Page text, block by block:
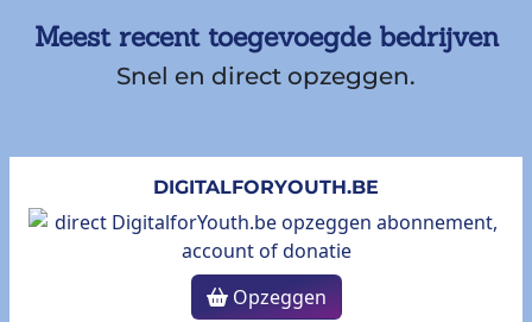
Meest recent toegevoegde bedrijven
Snel en direct opzeggen.
DIGITALFORYOUTH.BE
Opzeggen